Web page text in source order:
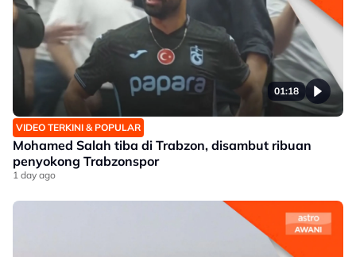
01:18
VIDEO TERKINI & POPULAR
Mohamed Salah tiba di Trabzon, disambut ribuan
penyokong Trabzonspor
1 day ago